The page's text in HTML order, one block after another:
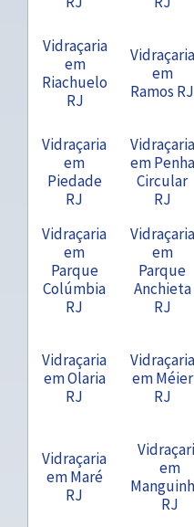
Vidraçaria
em
Riachuelo
RJ
Vidraçaria
em
Ramos RJ
Vidraçaria
em
Piedade
RJ
Vidraçaria
em Penha
Circular
RJ
Vidraçaria
em
Parque
Colúmbia
RJ
Vidraçaria
em
Parque
Anchieta
RJ
Vidraçaria
em Olaria
RJ
Vidraçaria
em Méier
RJ
Vidraçaria
em Maré
RJ
em
RJ